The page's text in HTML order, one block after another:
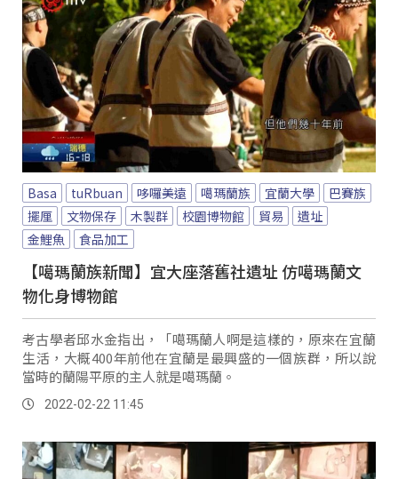
Basa tuRbuan 哆囉美遠 噶瑪蘭族 宜蘭大學
巴賽族
擺厘
文物保存 木製群 校園博物館 貿易
遺址
金鯉魚
食品加工
【噶瑪蘭族新聞】宜大座落舊社遺址 仿噶瑪蘭文
物化身博物館
考古學者邱水金指出，「噶瑪蘭人啊是這樣的，原來在宜蘭
生活，大概400年前他在宜蘭是最興盛的一個族群，所以說
當時的蘭陽平原的主人就是噶瑪蘭。
2022-02-22 11:45